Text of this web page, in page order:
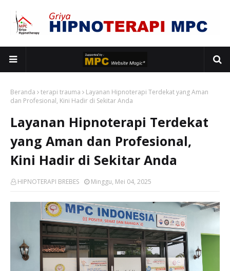
Beranda terapi trauma
Layanan Hipnoterapi Terdekat yang Aman
dan Profesional, Kini Hadir di Sekitar Anda
Layanan Hipnoterapi Terdekat
yang Aman dan Profesional,
Kini Hadir di Sekitar Anda
HIPNOTERAPI BREBES Minggu, Mei 04, 2025